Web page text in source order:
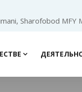
Sharofobod MFY